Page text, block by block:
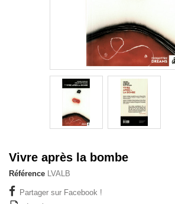
Vivre après la bombe
Référence LVALB
Partager sur Facebook !